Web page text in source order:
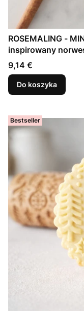
ROSEMALING -
inspirowany
Cena
9,14 €
Do koszyka
Bestseller